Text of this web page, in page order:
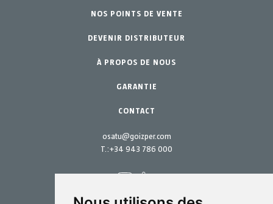
osatu@goizper.com
T.:+34 943 786 000
Jardinage Professionnel
Jardin Particulier
Équipements
Accessoires
Pièces de rechange
Kits d´entretien
NOS POINTS DE VENTE
DEVENIR DISTRIBUTEUR
À PROPOS DE NOUS
GARANTIE
CONTACT